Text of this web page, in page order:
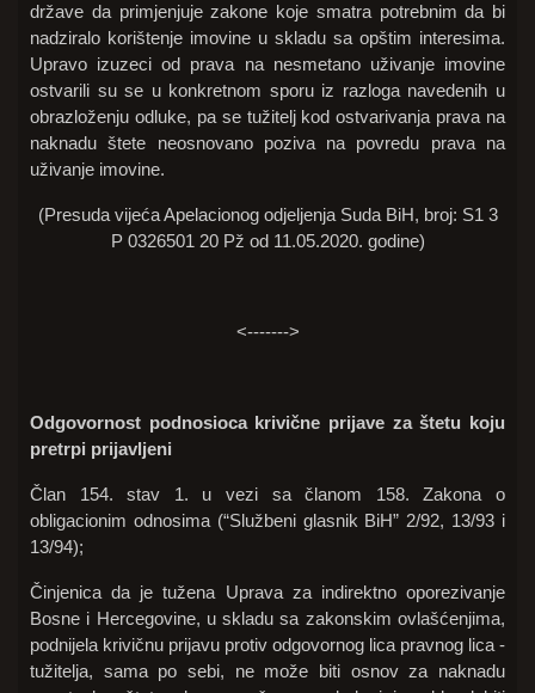
države da primjenjuje zakone koje smatra potrebnim da bi
nadziralo korištenje imovine u skladu sa opštim interesima.
Upravo izuzeci od prava na nesmetano uživanje imovine
ostvarili su se u konkretnom sporu iz razloga navedenih u
obrazloženju odluke, pa se tužitelj kod ostvarivanja prava na
naknadu štete neosnovano poziva na povredu prava na
uživanje imovine.
(Presuda vijeća Apelacionog odjeljenja Suda BiH, broj: S1 3
P 0326501 20 Pž od 11.05.2020. godine)
<------->
Odgovornost podnosioca krivične prijave za štetu koju
pretrpi prijavljeni
Član 154. stav 1. u vezi sa članom 158. Zakona o
obligacionim odnosima (“Službeni glasnik BiH” 2/92, 13/93 i
13/94);
Činjenica da je tužena Uprava za indirektno oporezivanje
Bosne i Hercegovine, u skladu sa zakonskim ovlašćenjima,
podnijela krivičnu prijavu protiv odgovornog lica pravnog lica -
tužitelja, sama po sebi, ne može biti osnov za naknadu